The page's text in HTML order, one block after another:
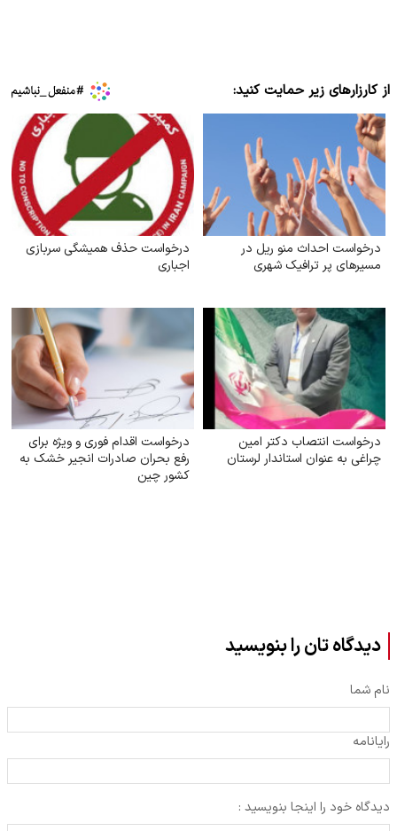
از کارزارهای زیر حمایت کنید:
درخواست احداث منو ریل در
مسیرهای پر ترافیک شهری
درخواست حذف همیشگی سربازی
اجباری
درخواست انتصاب دکتر امین
چراغی به عنوان استاندار لرستان
درخواست اقدام فوری و ویژه برای
رفع بحران صادرات انجیر خشک به
کشور چین
دیدگاه تان را بنویسید
نام شما
رایانامه
دیدگاه خود را اینجا بنویسید :